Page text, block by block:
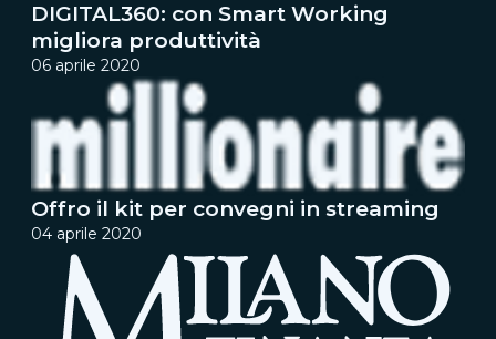
DIGITAL360: con Smart Working
migliora produttività
06 aprile 2020
Offro il kit per convegni in streaming
04 aprile 2020